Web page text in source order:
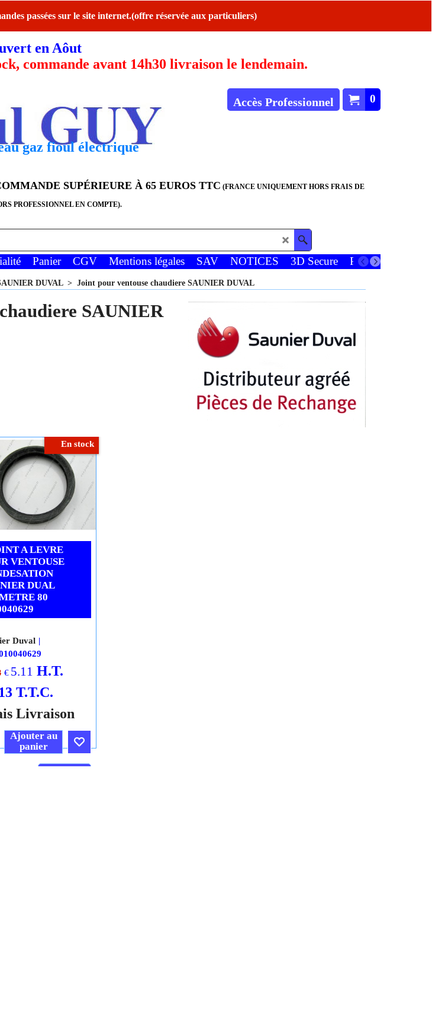
passées sur le site internet.(offre réservée aux particuliers)
en Aôut
commande avant 14h30 livraison le lendemain.
0
Accès Professionnel
gaz fioul électrique
SUPÉRIEURE À 65 EUROS TTC (FRANCE UNIQUEMENT HORS FRAIS DE
PROFESSIONNEL EN COMPTE).
Panier CGV Mentions légales SAV NOTICES 3D Secure Paiements
DUVAL> Joint pour ventouse chaudiere SAUNIER DUVAL
SAUNIER
En stock
A LEVRE
VENTOUSE
DUAL
80
€ 5.11 H.T.
T.T.C.
Livraison
Duval
Ajouter au
panier